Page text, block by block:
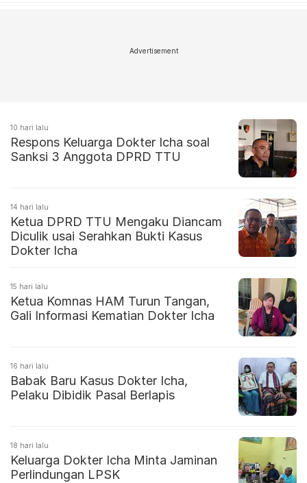
Advertisement
10 hari lalu
Respons Keluarga Dokter Icha soal
Sanksi 3 Anggota DPRD TTU
14 hari lalu
Ketua DPRD TTU Mengaku Diancam
Diculik usai Serahkan Bukti Kasus
Dokter Icha
15 hari lalu
Ketua Komnas HAM Turun Tangan,
Gali Informasi Kematian Dokter Icha
16 hari lalu
Babak Baru Kasus Dokter Icha,
Pelaku Dibidik Pasal Berlapis
18 hari lalu
Keluarga Dokter Icha Minta Jaminan
Perlindungan LPSK